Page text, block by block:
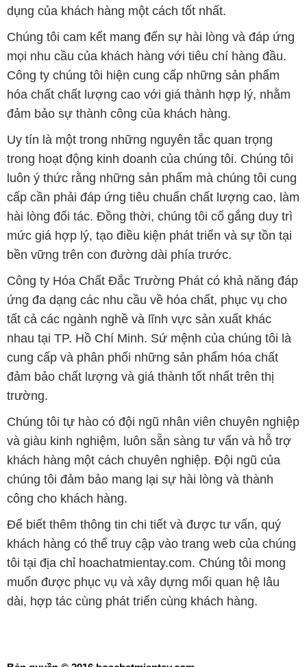
dụng của khách hàng một cách tốt nhất.
Chúng tôi cam kết mang đến sự hài lòng và đáp ứng
mọi nhu cầu của khách hàng với tiêu chí hàng đầu.
Công ty chúng tôi hiện cung cấp những sản phẩm
hóa chất chất lượng cao với giá thành hợp lý, nhằm
đảm bảo sự thành công của khách hàng.
Uy tín là một trong những nguyên tắc quan trọng
trong hoạt động kinh doanh của chúng tôi. Chúng tôi
luôn ý thức rằng những sản phẩm mà chúng tôi cung
cấp cần phải đáp ứng tiêu chuẩn chất lượng cao, làm
hài lòng đối tác. Đồng thời, chúng tôi cố gắng duy trì
mức giá hợp lý, tạo điều kiện phát triển và sự tồn tại
bền vững trên con đường dài phía trước.
Công ty Hóa Chất Đắc Trường Phát có khả năng đáp
ứng đa dạng các nhu cầu về hóa chất, phục vụ cho
tất cả các ngành nghề và lĩnh vực sản xuất khác
nhau tại TP. Hồ Chí Minh. Sứ mệnh của chúng tôi là
cung cấp và phân phối những sản phẩm hóa chất
đảm bảo chất lượng và giá thành tốt nhất trên thị
trường.
Chúng tôi tự hào có đội ngũ nhân viên chuyên nghiệp
và giàu kinh nghiệm, luôn sẵn sàng tư vấn và hỗ trợ
khách hàng một cách chuyên nghiệp. Đội ngũ của
chúng tôi đảm bảo mang lại sự hài lòng và thành
công cho khách hàng.
Để biết thêm thông tin chi tiết và được tư vấn, quý
khách hàng có thể truy cập vào trang web của chúng
tôi tại địa chỉ hoachatmientay.com. Chúng tôi mong
muốn được phục vụ và xây dựng mối quan hệ lâu
dài, hợp tác cùng phát triển cùng khách hàng.